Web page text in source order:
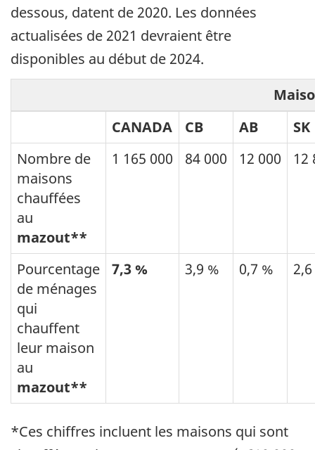
dessous, datent de 2020. Les données
actualisées de 2021 devraient être
disponibles au début de 2024.
CANADA
CB AB
SK
Nombre de
maisons
chauffées
au
mazout**
1 165 000 84 000 12 000 12
Pourcentage
de ménages
qui
chauffent
leur maison
au
mazout**
7,3 % 3,9 % 0,7 %
*Ces chiffres incluent les maisons qui sont